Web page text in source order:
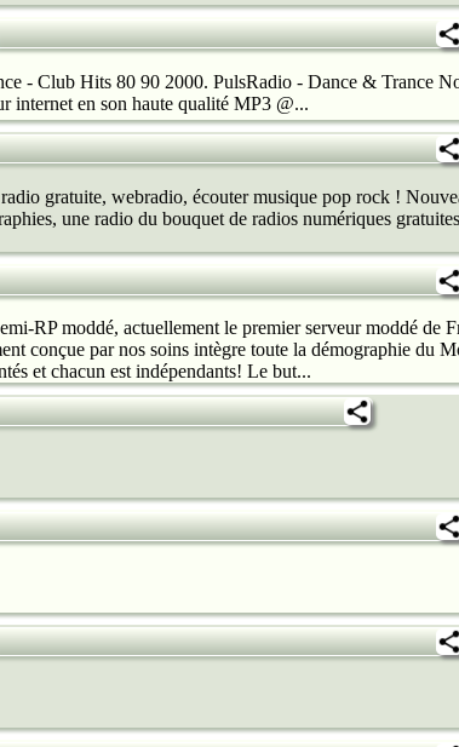
- Club Hits 80 90 2000. PulsRadio - Dance & Trance
internet en son haute qualité MP3 @...
gratuite, webradio, écouter musique pop rock !
une radio du bouquet de radios numériques
RP moddé, actuellement le premier serveur moddé de
conçue par nos soins intègre toute la démographie du
et chacun est indépendants! Le but...